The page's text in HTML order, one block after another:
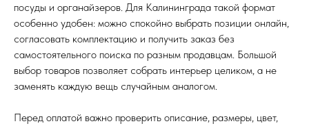
посуды и органайзеров. Для Калининграда такой формат
особенно удобен: можно спокойно выбрать позиции онлайн,
согласовать комплектацию и получить заказ без
самостоятельного поиска по разным продавцам. Большой
выбор товаров позволяет собрать интерьер целиком, а не
заменять каждую вещь случайным аналогом.
Перед оплатой важно проверить описание, размеры, цвет,